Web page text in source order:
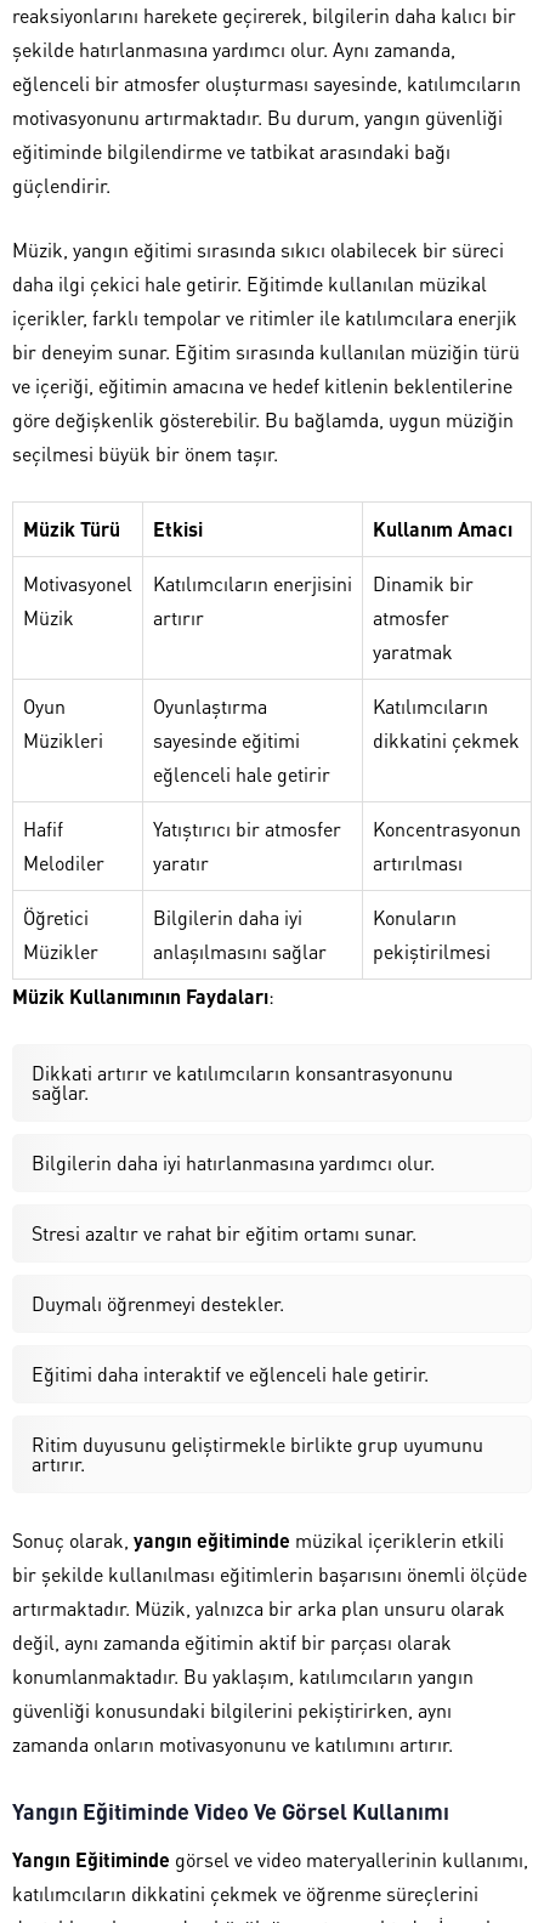
reaksiyonlarını harekete geçirerek, bilgilerin daha kalıcı bir
şekilde hatırlanmasına yardımcı olur. Aynı zamanda,
eğlenceli bir atmosfer oluşturması sayesinde, katılımcıların
motivasyonunu artırmaktadır. Bu durum, yangın güvenliği
eğitiminde bilgilendirme ve tatbikat arasındaki bağı
güçlendirir.
Müzik, yangın eğitimi sırasında sıkıcı olabilecek bir süreci
daha ilgi çekici hale getirir. Eğitimde kullanılan müzikal
içerikler, farklı tempolar ve ritimler ile katılımcılara enerjik
bir deneyim sunar. Eğitim sırasında kullanılan müziğin türü
ve içeriği, eğitimin amacına ve hedef kitlenin beklentilerine
göre değişkenlik gösterebilir. Bu bağlamda, uygun müziğin
seçilmesi büyük bir önem taşır.
Müzik Türü Etkisi Kullanım Amacı
Motivasyonel
Müzik
Katılımcıların enerjisini
artırır
Dinamik bir
atmosfer
yaratmak
Oyun
Müzikleri
Oyunlaştırma
sayesinde eğitimi
eğlenceli hale getirir
Katılımcıların
dikkatini çekmek
Hafif
Melodiler
Yatıştırıcı bir atmosfer
yaratır
Koncentrasyonun
artırılması
Öğretici
Müzikler
Bilgilerin daha iyi
anlaşılmasını sağlar
Konuların
pekiştirilmesi
Müzik Kullanımının Faydaları:
Dikkati artırır ve katılımcıların konsantrasyonunu
sağlar.
Bilgilerin daha iyi hatırlanmasına yardımcı olur.
Stresi azaltır ve rahat bir eğitim ortamı sunar.
Duymalı öğrenmeyi destekler.
Eğitimi daha interaktif ve eğlenceli hale getirir.
Ritim duyusunu geliştirmekle birlikte grup uyumunu
artırır.
Sonuç olarak, yangın eğitiminde müzikal içeriklerin etkili
bir şekilde kullanılması eğitimlerin başarısını önemli ölçüde
artırmaktadır. Müzik, yalnızca bir arka plan unsuru olarak
değil, aynı zamanda eğitimin aktif bir parçası olarak
konumlanmaktadır. Bu yaklaşım, katılımcıların yangın
güvenliği konusundaki bilgilerini pekiştirirken, aynı
zamanda onların motivasyonunu ve katılımını artırır.
Yangın Eğitiminde Video Ve Görsel Kullanımı
Yangın Eğitiminde görsel ve video materyallerinin kullanımı,
katılımcıların dikkatini çekmek ve öğrenme süreçlerini